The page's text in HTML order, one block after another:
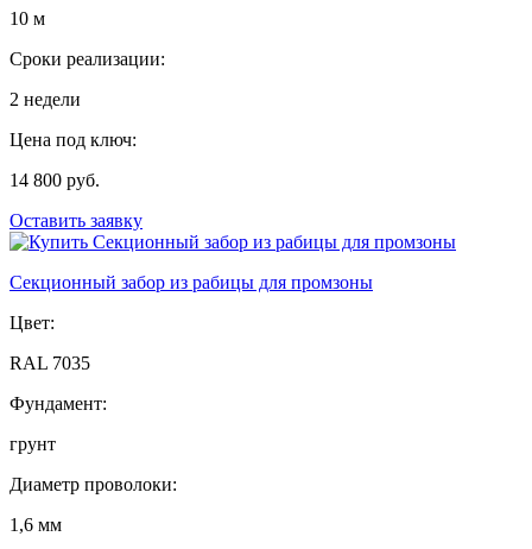
10 м
Сроки реализации:
2 недели
Цена под ключ:
14 800 руб.
Оставить заявку
Секционный забор из рабицы для промзоны
Цвет:
RAL 7035
Фундамент:
грунт
Диаметр проволоки:
1,6 мм